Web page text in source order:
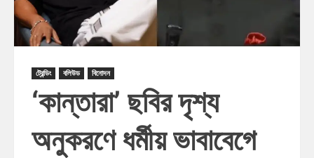
ট্রেন্ডিং বলিউড বিনোদন
‘কান্তারা’ ছবির দৃশ্য
অনুকরণে ধর্মীয় ভাবাবেগে